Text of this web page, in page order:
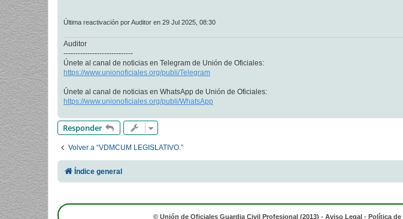
Última reactivación por Auditor en 29 Jul 2025, 08:30
Auditor
-----------------------------
Únete al canal de noticias en Telegram de Unión de Oficiales:
https://www.unionoficiales.org/publi/Telegram
Únete al canal de noticias en WhatsApp de Unión de Oficiales:
https://www.unionoficiales.org/publi/WhatsApp
Responder
Volver a “VDMCUM LEGISLATIVO.”
Índice general
© Unión de Oficiales Guardia Civil Profesional (2013) - Aviso Legal - Política de